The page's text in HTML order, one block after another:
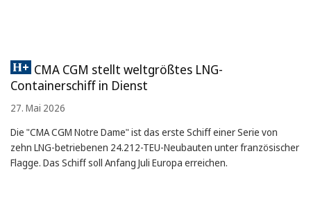
CMA CGM stellt weltgrößtes LNG-
Containerschiff in Dienst
27. Mai 2026
Die "CMA CGM Notre Dame" ist das erste Schiff einer Serie von
zehn LNG-betriebenen 24.212-TEU-Neubauten unter französischer
Flagge. Das Schiff soll Anfang Juli Europa erreichen.